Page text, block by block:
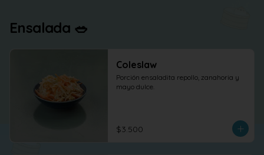
Ensalada 🥗
Coleslaw
Porción ensaladita repollo, zanahoria y
mayo dulce.
$3.500